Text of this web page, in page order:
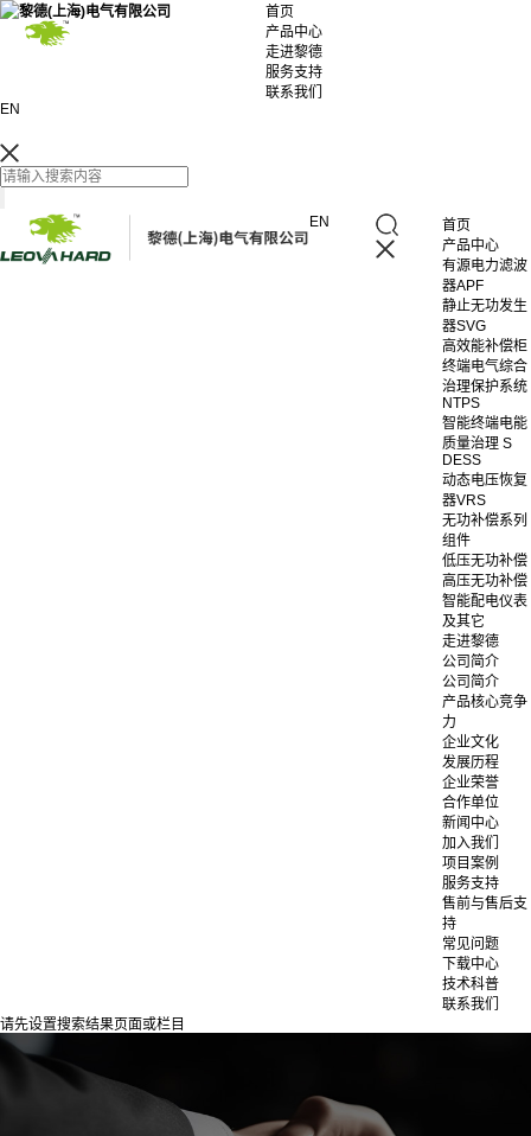
首页
产品中心
走进黎德
服务支持
联系我们
EN
EN
首页
产品中心
有源电力滤波
器APF
静止无功发生
器SVG
高效能补偿柜
终端电气综合
治理保护系统
NTPS
智能终端电能
质量治理 S
DESS
动态电压恢复
器VRS
无功补偿系列
组件
低压无功补偿
高压无功补偿
智能配电仪表
及其它
走进黎德
公司简介
公司简介
产品核心竞争
力
企业文化
发展历程
企业荣誉
合作单位
新闻中心
加入我们
项目案例
服务支持
售前与售后支
持
常见问题
下载中心
技术科普
联系我们
请先设置搜索结果页面或栏目